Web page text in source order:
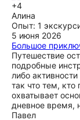
+4
Алина
Опыт: 1
5 июня 2026
Большое
Путешествие
подробные
либо
так что тем,
охватывает
дневное время,
Павел